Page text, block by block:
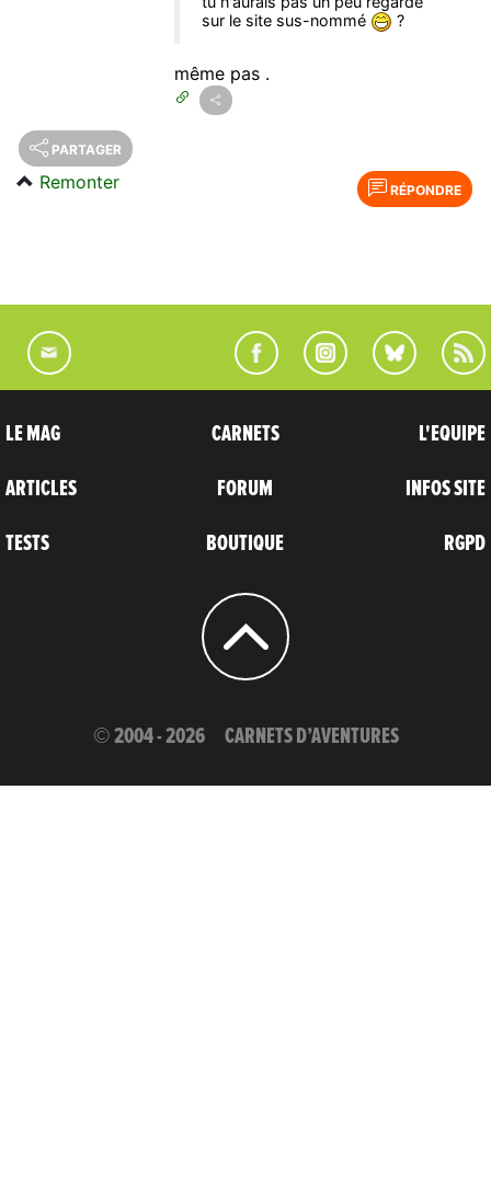
sur le site sus-nommé
?
même pas .
PARTAGER
RÉPONDRE
Remonter
LE MAG
ARTICLES
TESTS
CARNETS
FORUM
BOUTIQUE
L'EQUIPE
INFOS SITE
RGPD
© 2004 - 2026 CARNETS D’AVENTURES